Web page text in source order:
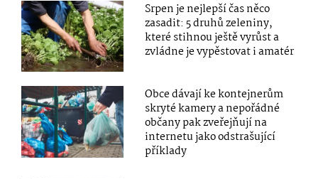
Srpen je nejlepší čas něco
zasadit: 5 druhů zeleniny,
které stihnou ještě vyrůst a
zvládne je vypěstovat i amatér
Obce dávají ke kontejnerům
skryté kamery a nepořádné
občany pak zveřejňují na
internetu jako odstrašující
příklady